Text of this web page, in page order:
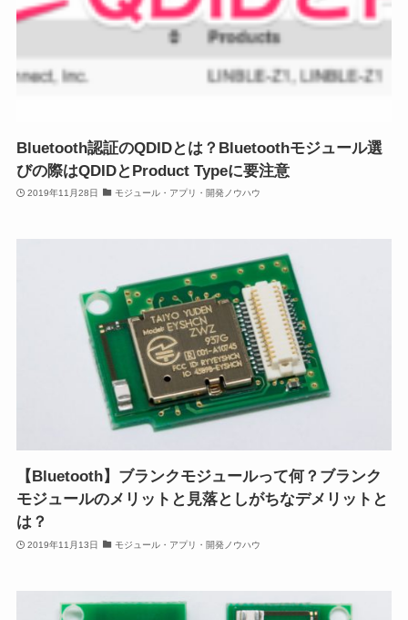
Bluetooth認証のQDIDとは？Bluetoothモジュール選
びの際はQDIDとProduct Typeに要注意
2019年11月28日 モジュール・アプリ・開発ノウハウ
【Bluetooth】ブランクモジュールって何？ブランク
モジュールのメリットと見落としがちなデメリットと
は？
2019年11月13日 モジュール・アプリ・開発ノウハウ